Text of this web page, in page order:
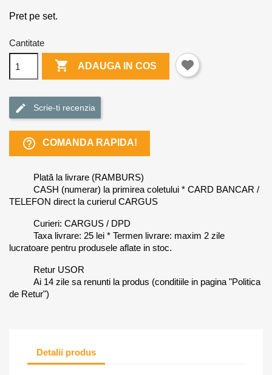
Pret pe set.
Cantitate
 ADAUGA IN COS
Scrie-ti recenzia
help_outline COMANDA RAPIDA!
Plată la livrare (RAMBURS)
CASH (numerar) la primirea coletului * CARD BANCAR /
TELEFON direct la curierul CARGUS
Curieri: CARGUS / DPD
Taxa livrare: 25 lei * Termen livrare: maxim 2 zile
lucratoare pentru produsele aflate in stoc.
Retur USOR
Ai 14 zile sa renunti la produs (conditiile in pagina "Politica
de Retur")
Detalii produs